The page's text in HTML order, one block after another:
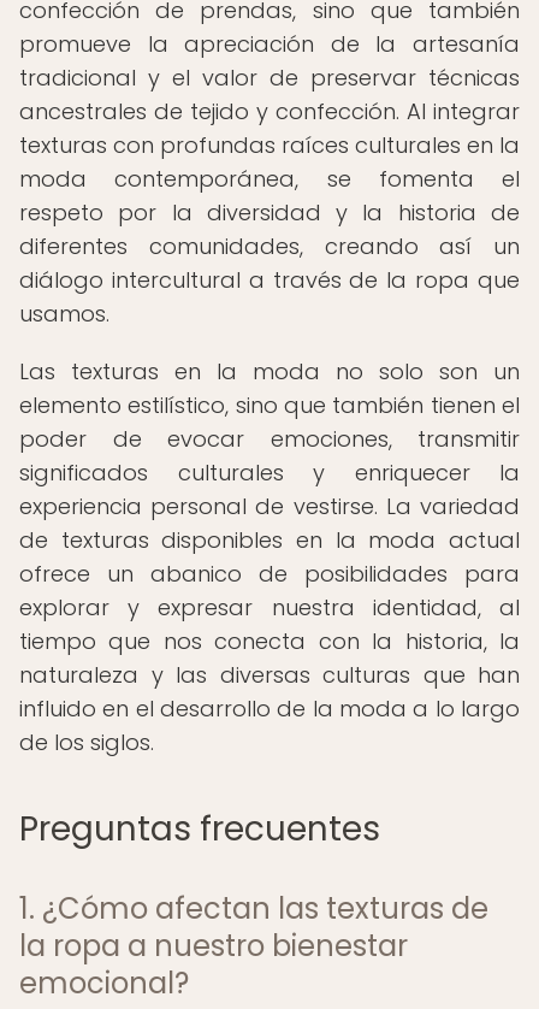
confección de prendas, sino que también
promueve la apreciación de la artesanía
tradicional y el valor de preservar técnicas
ancestrales de tejido y confección. Al integrar
texturas con profundas raíces culturales en la
moda contemporánea, se fomenta el
respeto por la diversidad y la historia de
diferentes comunidades, creando así un
diálogo intercultural a través de la ropa que
usamos.
Las texturas en la moda no solo son un
elemento estilístico, sino que también tienen el
poder de evocar emociones, transmitir
significados culturales y enriquecer la
experiencia personal de vestirse. La variedad
de texturas disponibles en la moda actual
ofrece un abanico de posibilidades para
explorar y expresar nuestra identidad, al
tiempo que nos conecta con la historia, la
naturaleza y las diversas culturas que han
influido en el desarrollo de la moda a lo largo
de los siglos.
Preguntas frecuentes
1. ¿Cómo afectan las texturas de
la ropa a nuestro bienestar
emocional?